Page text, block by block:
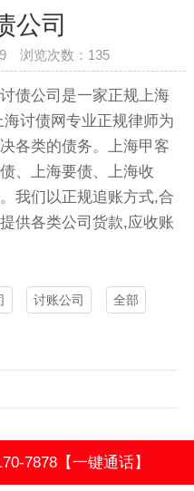
公司
浏览次数： 135
债公司 是一家正规上海
海讨债网专业正规律师为
各类的债务。上海甲客
、上海要债、上海收
我们以正规追账方式,合
供各类公司货款,应收账
讨账公司 全部
7878【一键通话】